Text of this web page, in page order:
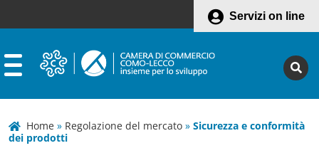
Servizi on line
Home » Regolazione del mercato » Sicurezza e conformità
dei prodotti